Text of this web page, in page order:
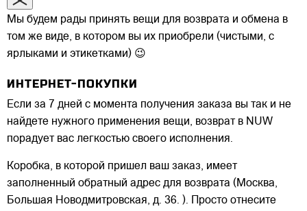
Мы будем рады принять вещи для возврата и обмена в
том же виде, в котором вы их приобрели (чистыми, с
ярлыками и этикетками) 😉
ИНТЕРНЕТ-ПОКУПКИ
Если за 7 дней с момента получения заказа вы так и не
найдете нужного применения вещи, возврат в NUW
порадует вас легкостью своего исполнения.
Коробка, в которой пришел ваш заказ, имеет
заполненный обратный адрес для возврата (Москва,
Большая Новодмитровская, д. 36. ). Просто отнесите